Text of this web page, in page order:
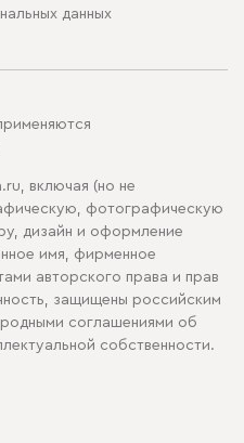
данных
включая (но не
фотографическую
дизайн и оформление
имя, фирменное
авторского права и прав
защищены российским
соглашениями об
собственности.